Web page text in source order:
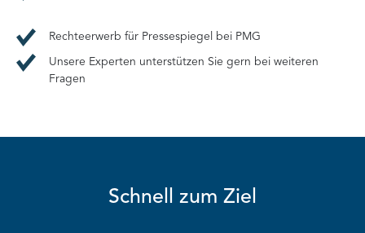
Rechteerwerb für Pressespiegel bei PMG
Unsere Experten unterstützen Sie gern bei weiteren
Fragen
Schnell zum Ziel